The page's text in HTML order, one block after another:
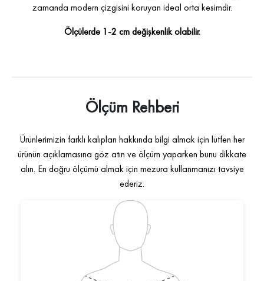
zamanda modern çizgisini koruyan ideal orta kesimdir.
Ölçülerde 1-2 cm değişkenlik olabilir.
Ölçüm Rehberi
Ürünlerimizin farklı kalıpları hakkında bilgi almak için lütfen her
ürünün açıklamasına göz atın ve ölçüm yaparken bunu dikkate
alın. En doğru ölçümü almak için mezura kullanmanızı tavsiye
ederiz.